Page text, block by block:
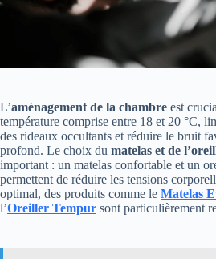
L’aménagement de la chambre est
température comprise entre 18 et 20 °C,
des rideaux occultants et réduire le bruit
profond. Le choix du matelas et de
important : un matelas confortable et un
permettent de réduire les tensions
optimal, des produits comme le Matelas
l’Oreiller Tempur sont particulièrement